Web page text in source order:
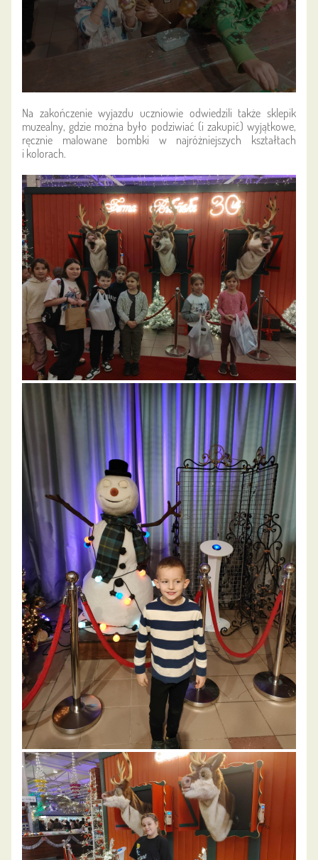
Na zakończenie wyjazdu uczniowie odwiedzili także sklepik
muzealny, gdzie można było podziwiać (i zakupić) wyjątkowe,
ręcznie malowane bombki w najróżniejszych kształtach
i kolorach.